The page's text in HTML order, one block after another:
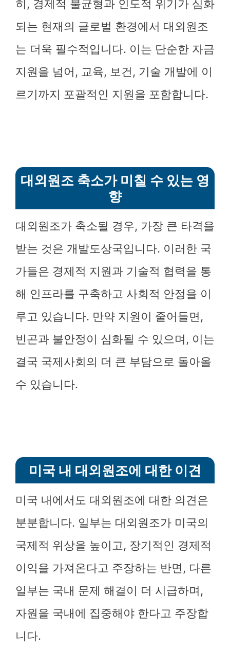
히, 경제적 불균형과 인도적 위기가 심화
되는 현재의 글로벌 환경에서 대외원조
는 더욱 필수적입니다. 이는 단순한 자금
지원을 넘어, 교육, 보건, 기술 개발에 이
르기까지 포괄적인 지원을 포함합니다.
대외원조 축소가 미칠 수 있는 영
향
대외원조가 축소될 경우, 가장 큰 타격을
받는 것은 개발도상국입니다. 이러한 국
가들은 경제적 지원과 기술적 협력을 통
해 인프라를 구축하고 사회적 안정을 이
루고 있습니다. 만약 지원이 줄어들면,
빈곤과 불안정이 심화될 수 있으며, 이는
결국 국제사회의 더 큰 부담으로 돌아올
수 있습니다.
미국 내 대외원조에 대한 이견
미국 내에서도 대외원조에 대한 의견은
분분합니다. 일부는 대외원조가 미국의
국제적 위상을 높이고, 장기적인 경제적
이익을 가져온다고 주장하는 반면, 다른
일부는 국내 문제 해결이 더 시급하며,
자원을 국내에 집중해야 한다고 주장합
니다.